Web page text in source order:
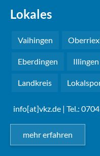
Lokales
Vaihingen
Eberdingen Illingen
Landkreis
info[at]vkz.de | Tel.:
mehr erfahren